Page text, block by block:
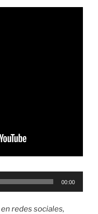
00:00
en redes sociales,